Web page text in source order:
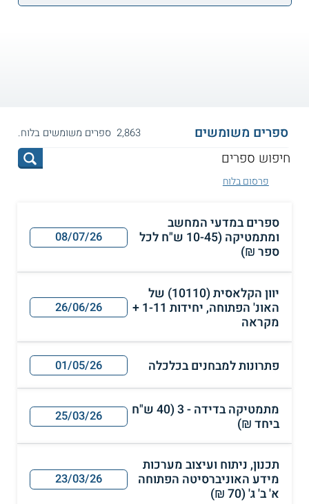
ספרים משומשים 2,863 ספרים משומשים בלוח.
פרסום בלוח
ספרים במדעי המחשב
ומתמטיקה (10-45 ש"ח לכל
ספר ₪)
08/07/26
יוון הקלאסית (10110) של
האונ' הפתוחה, יחידות 1-11 +
מקראה
26/06/26
פתרונות למבחנים בכלכלה 01/05/26
מתמטיקה בדידה - 3 (40 ש"ח
ביחד ₪)
25/03/26
תכנון, ניתוח ועיצוב מערכות
מידע האוניברסיטה הפתוחה
א' ב' ג' (70 ₪)
23/03/26